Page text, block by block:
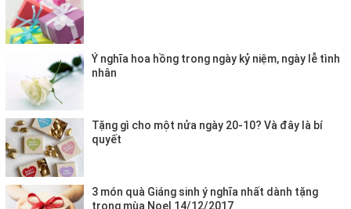
Ý nghĩa hoa hồng trong ngày kỷ niệm, ngày lễ tình
nhân
Tặng gì cho một nửa ngày 20-10? Và đây là bí
quyết
3 món quà Giáng sinh ý nghĩa nhất dành tặng
trong mùa Noel 14/12/2017